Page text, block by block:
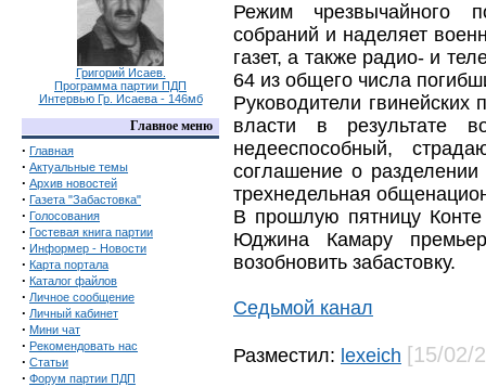
Григорий Исаев.
Программа партии ПДП
Интервью Гр. Исаева - 146мб
Главное меню
· Главная
· Актуальные темы
· Архив новостей
· Газета "Забастовка"
· Голосования
· Гостевая книга партии
· Информер - Новости
· Карта портала
· Каталог файлов
· Личное сообщение
· Личный кабинет
· Мини чат
· Рекомендовать нас
· Статьи
· Форум партии ПДП
Режим чрезвычайного
собраний и наделяет
газет, а также радио- и
64 из общего числа
Руководители
власти в результате
недееспособный,
соглашение о
трехнедельная
В прошлую пятницу
Юджина Камару
возобновить забастовку.
Седьмой канал
Разместил: lexeich [15/02/